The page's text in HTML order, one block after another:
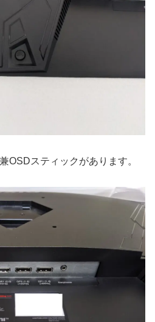
OSDスティックがあります。